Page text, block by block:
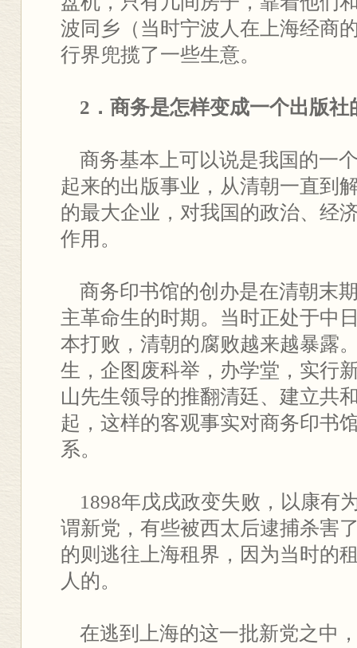
波同乡（当时宁波人在上海经商
行界兜揽了一些生意。
2．商务是怎样变成一个出版社
商务基本上可以说是我国的一
起来的出版事业，从清朝一直到
的最大企业，对我国的政治、经
作用。
商务印书馆的创办是在清朝末
主革命生的时期。当时正处于中
本打败，清朝的腐败越来越暴露
生，企图废科举，办学堂，实
山先生领导的推翻清廷、建立共
起，这样的客观事实对商务印书
系。
1898年戊戌政变失败，以康有
谓新党，有些被西太后逮捕杀害
的则逃往上海租界，因为当时的
人的。
在逃到上海的这一批新党之中